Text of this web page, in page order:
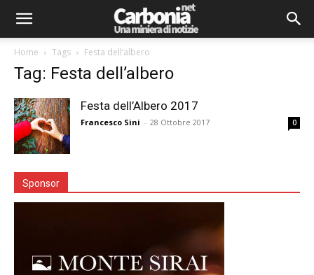
Home Tags Festa dell’albero
Tag: Festa dell’albero
Festa dell’Albero 2017
Francesco Sini - 28 Ottobre 2017 0
Sponsor